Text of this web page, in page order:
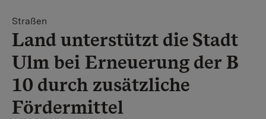
Straßen
Land unterstützt die Stadt
Ulm bei Erneuerung der B
10 durch zusätzliche
Fördermittel